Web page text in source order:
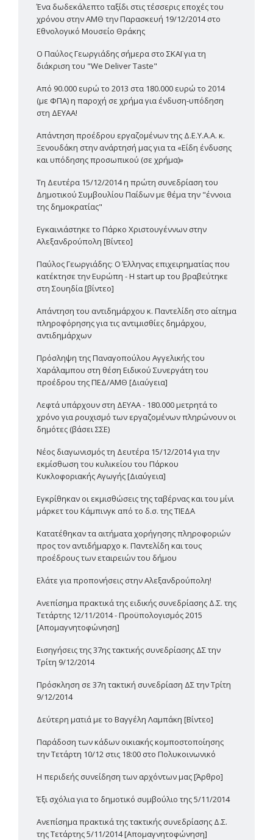
Ένα δωδεκάλεπτο ταξίδι στις τέσσερις εποχές του
χρόνου στην ΑΜΘ την Παρασκευή 19/12/2014 στο
Εθνολογικό Μουσείο Θράκης
Ο Παύλος Γεωργιάδης σήμερα στο ΣΚΑΪ για τη
διάκριση του "We Deliver Taste"
Από 90.000 ευρώ το 2013 στα 180.000 ευρώ το 2014
(με ΦΠΑ) η παροχή σε χρήμα για ένδυση-υπόδηση
στη ΔΕΥΑΑ!
Απάντηση προέδρου εργαζομένων της Δ.Ε.Υ.Α.Α. κ.
Ξενουδάκη στην ανάρτησή μας για τα «Είδη ένδυσης
και υπόδησης προσωπικού (σε χρήμα)»
Τη Δευτέρα 15/12/2014 η πρώτη συνεδρίαση του
Δημοτικού Συμβουλίου Παίδων με θέμα την "έννοια
της δημοκρατίας"
Εγκαινιάστηκε το Πάρκο Χριστουγέννων στην
Αλεξανδρούπολη [Βίντεο]
Παύλος Γεωργιάδης: Ο Έλληνας επιχειρηματίας που
κατέκτησε την Ευρώπη - Η start up του βραβεύτηκε
στη Σουηδία [βίντεο]
Απάντηση του αντιδημάρχου κ. Παντελίδη στο αίτημα
πληροφόρησης για τις αντιμισθίες δημάρχου,
αντιδημάρχων
Πρόσληψη της Παναγοπούλου Αγγελικής του
Χαράλαμπου στη θέση Ειδικού Συνεργάτη του
προέδρου της ΠΕΔ/ΑΜΘ [Διαύγεια]
Λεφτά υπάρχουν στη ΔΕΥΑΑ - 180.000 μετρητά το
χρόνο για ρουχισμό των εργαζομένων πληρώνουν οι
δημότες (βάσει ΣΣΕ)
Νέος διαγωνισμός τη Δευτέρα 15/12/2014 για την
εκμίσθωση του κυλικείου του Πάρκου
Κυκλοφοριακής Αγωγής [Διαύγεια]
Εγκρίθηκαν οι εκμισθώσεις της ταβέρνας και του μίνι
μάρκετ του Κάμπινγκ από το δ.σ. της ΤΙΕΔΑ
Κατατέθηκαν τα αιτήματα χορήγησης πληροφοριών
προς τον αντιδήμαρχο κ. Παντελίδη και τους
προέδρους των εταιρειών του δήμου
Ελάτε για προπονήσεις στην Αλεξανδρούπολη!
Ανεπίσημα πρακτικά της ειδικής συνεδρίασης Δ.Σ. της
Τετάρτης 12/11/2014 - Προϋπολογισμός 2015
[Απομαγνητοφώνηση]
Εισηγήσεις της 37ης τακτικής συνεδρίασης ΔΣ την
Τρίτη 9/12/2014
Πρόσκληση σε 37η τακτική συνεδρίαση ΔΣ την Τρίτη
9/12/2014
Δεύτερη ματιά με το Βαγγέλη Λαμπάκη [Βίντεο]
Παράδοση των κάδων οικιακής κομποστοποίησης
την Τετάρτη 10/12 στις 18:00 στο Πολυκοινωνικό
H περιδεής συνείδηση των αρχόντων μας [Άρθρο]
Έξι σχόλια για το δημοτικό συμβούλιο της 5/11/2014
Ανεπίσημα πρακτικά της τακτικής συνεδρίασης Δ.Σ.
της Τετάρτης 5/11/2014 [Απομαγνητοφώνηση]